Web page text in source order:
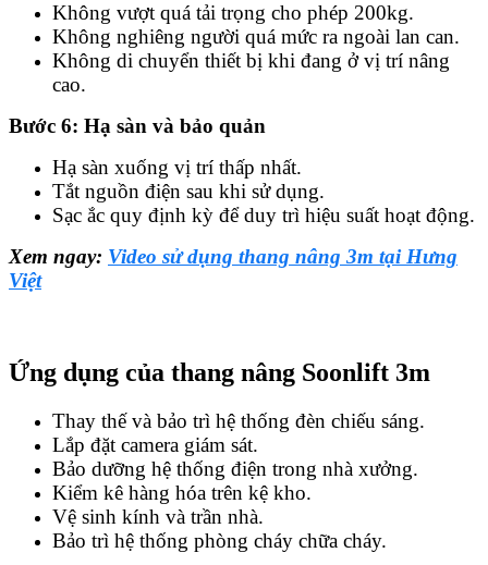
Không vượt quá tải trọng cho phép 200kg.
Không nghiêng người quá mức ra ngoài lan can.
Không di chuyển thiết bị khi đang ở vị trí nâng
cao.
Bước 6: Hạ sàn và bảo quản
Hạ sàn xuống vị trí thấp nhất.
Tắt nguồn điện sau khi sử dụng.
Sạc ắc quy định kỳ để duy trì hiệu suất hoạt động.
Xem ngay: Video sử dụng thang nâng 3m tại Hưng
Việt
Ứng dụng của thang nâng Soonlift 3m
Thay thế và bảo trì hệ thống đèn chiếu sáng.
Lắp đặt camera giám sát.
Bảo dưỡng hệ thống điện trong nhà xưởng.
Kiểm kê hàng hóa trên kệ kho.
Vệ sinh kính và trần nhà.
Bảo trì hệ thống phòng cháy chữa cháy.